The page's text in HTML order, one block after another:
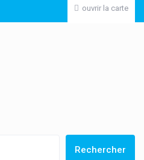
ouvrir la carte
Rechercher